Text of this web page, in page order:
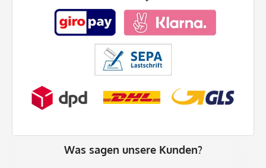
Was sagen unsere Kunden?